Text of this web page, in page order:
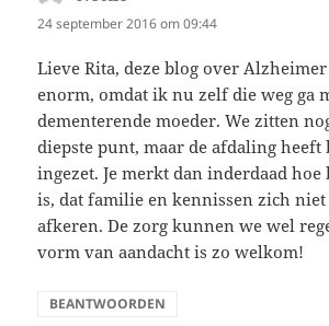
24 september 2016 om 09:44
Lieve Rita, deze blog over
enorm, omdat ik nu zelf die weg ga
dementerende moeder. We zitten
diepste punt, maar de afdaling
ingezet. Je merkt dan inderdaad
is, dat familie en kennissen zich
afkeren. De zorg kunnen we wel
vorm van aandacht is zo welkom!
BEANTWOORDEN